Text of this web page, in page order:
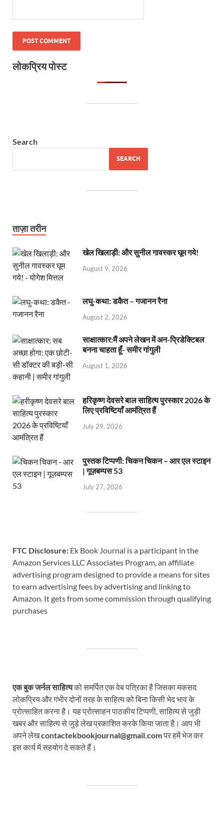
लोकप्रिय पोस्ट
Search
SEARCH
ताज़ा तरीन
खेल खिलाड़ी: और सुनील गावस्कर घूम गये!
August 9, 2026
लघु-कथा: डकैत – गजानन रैना
August 2, 2026
साक्षात्कार:मैं अपने लेखन में अन-प्रिडेक्टिबल
बनना चाहता हूँ- समीर गांगुली
August 1, 2026
हरिकृष्ण देवसरे बाल साहित्य पुरस्कार 2026 के
लिए प्रविष्टियाँ आमंत्रित हैं
July 29, 2026
पुस्तक टिप्पणी: चिकन चिकन – आर एल स्टाइन
| गूज़बम्पस 53
July 27, 2026
FTC Disclosure: Ek Book Journal is a participant in the
Amazon Services LLC Associates Program, an affiliate
advertising program designed to provide a means for sites
to earn advertising fees by advertising and linking to
Amazon. It gets from some commission through qualifying
purchases
एक बुक जर्नल साहित्यको समर्पित एक वेब पत्रिका है जिसका मकसद
लोकप्रिय और गंभीर दोनों तरह के साहित्य को बिना किसी भेद भाव के
प्रोत्साहित करना है। यह प्रोत्साहन पाठकीय टिप्पणी, साहित्य से जुड़ी
खबर और साहित्य से जुड़े लेख प्रकाशित करके किया जाता है। आप भी
अपने लेखcontactekbookjournal@gmail.comपर हमें भेज कर
इस कार्य में सहयोग दे सकते हैं।